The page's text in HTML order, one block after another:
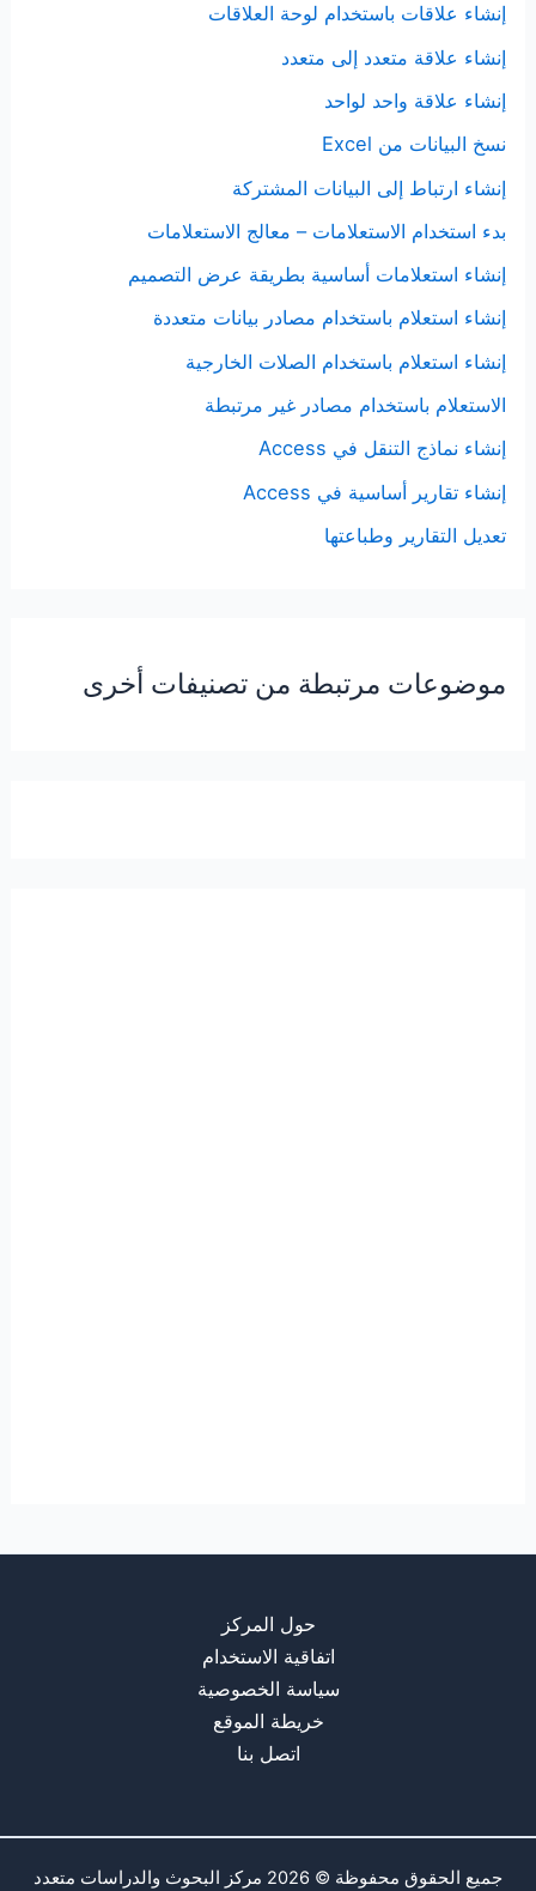
إنشاء علاقات باستخدام لوحة العلاقات
إنشاء علاقة متعدد إلى متعدد
إنشاء علاقة واحد لواحد
نسخ البيانات من Excel
إنشاء ارتباط إلى البيانات المشتركة
بدء استخدام الاستعلامات – معالج الاستعلامات
إنشاء استعلامات أساسية بطريقة عرض التصميم
إنشاء استعلام باستخدام مصادر بيانات متعددة
إنشاء استعلام باستخدام الصلات الخارجية
الاستعلام باستخدام مصادر غير مرتبطة
إنشاء نماذج التنقل في Access
إنشاء تقارير أساسية في Access
تعديل التقارير وطباعتها
موضوعات مرتبطة من تصنيفات أخرى
حول المركز
اتفاقية الاستخدام
سياسة الخصوصية
خريطة الموقع
اتصل بنا
جميع الحقوق محفوظة © 2026 مركز البحوث والدراسات متعدد